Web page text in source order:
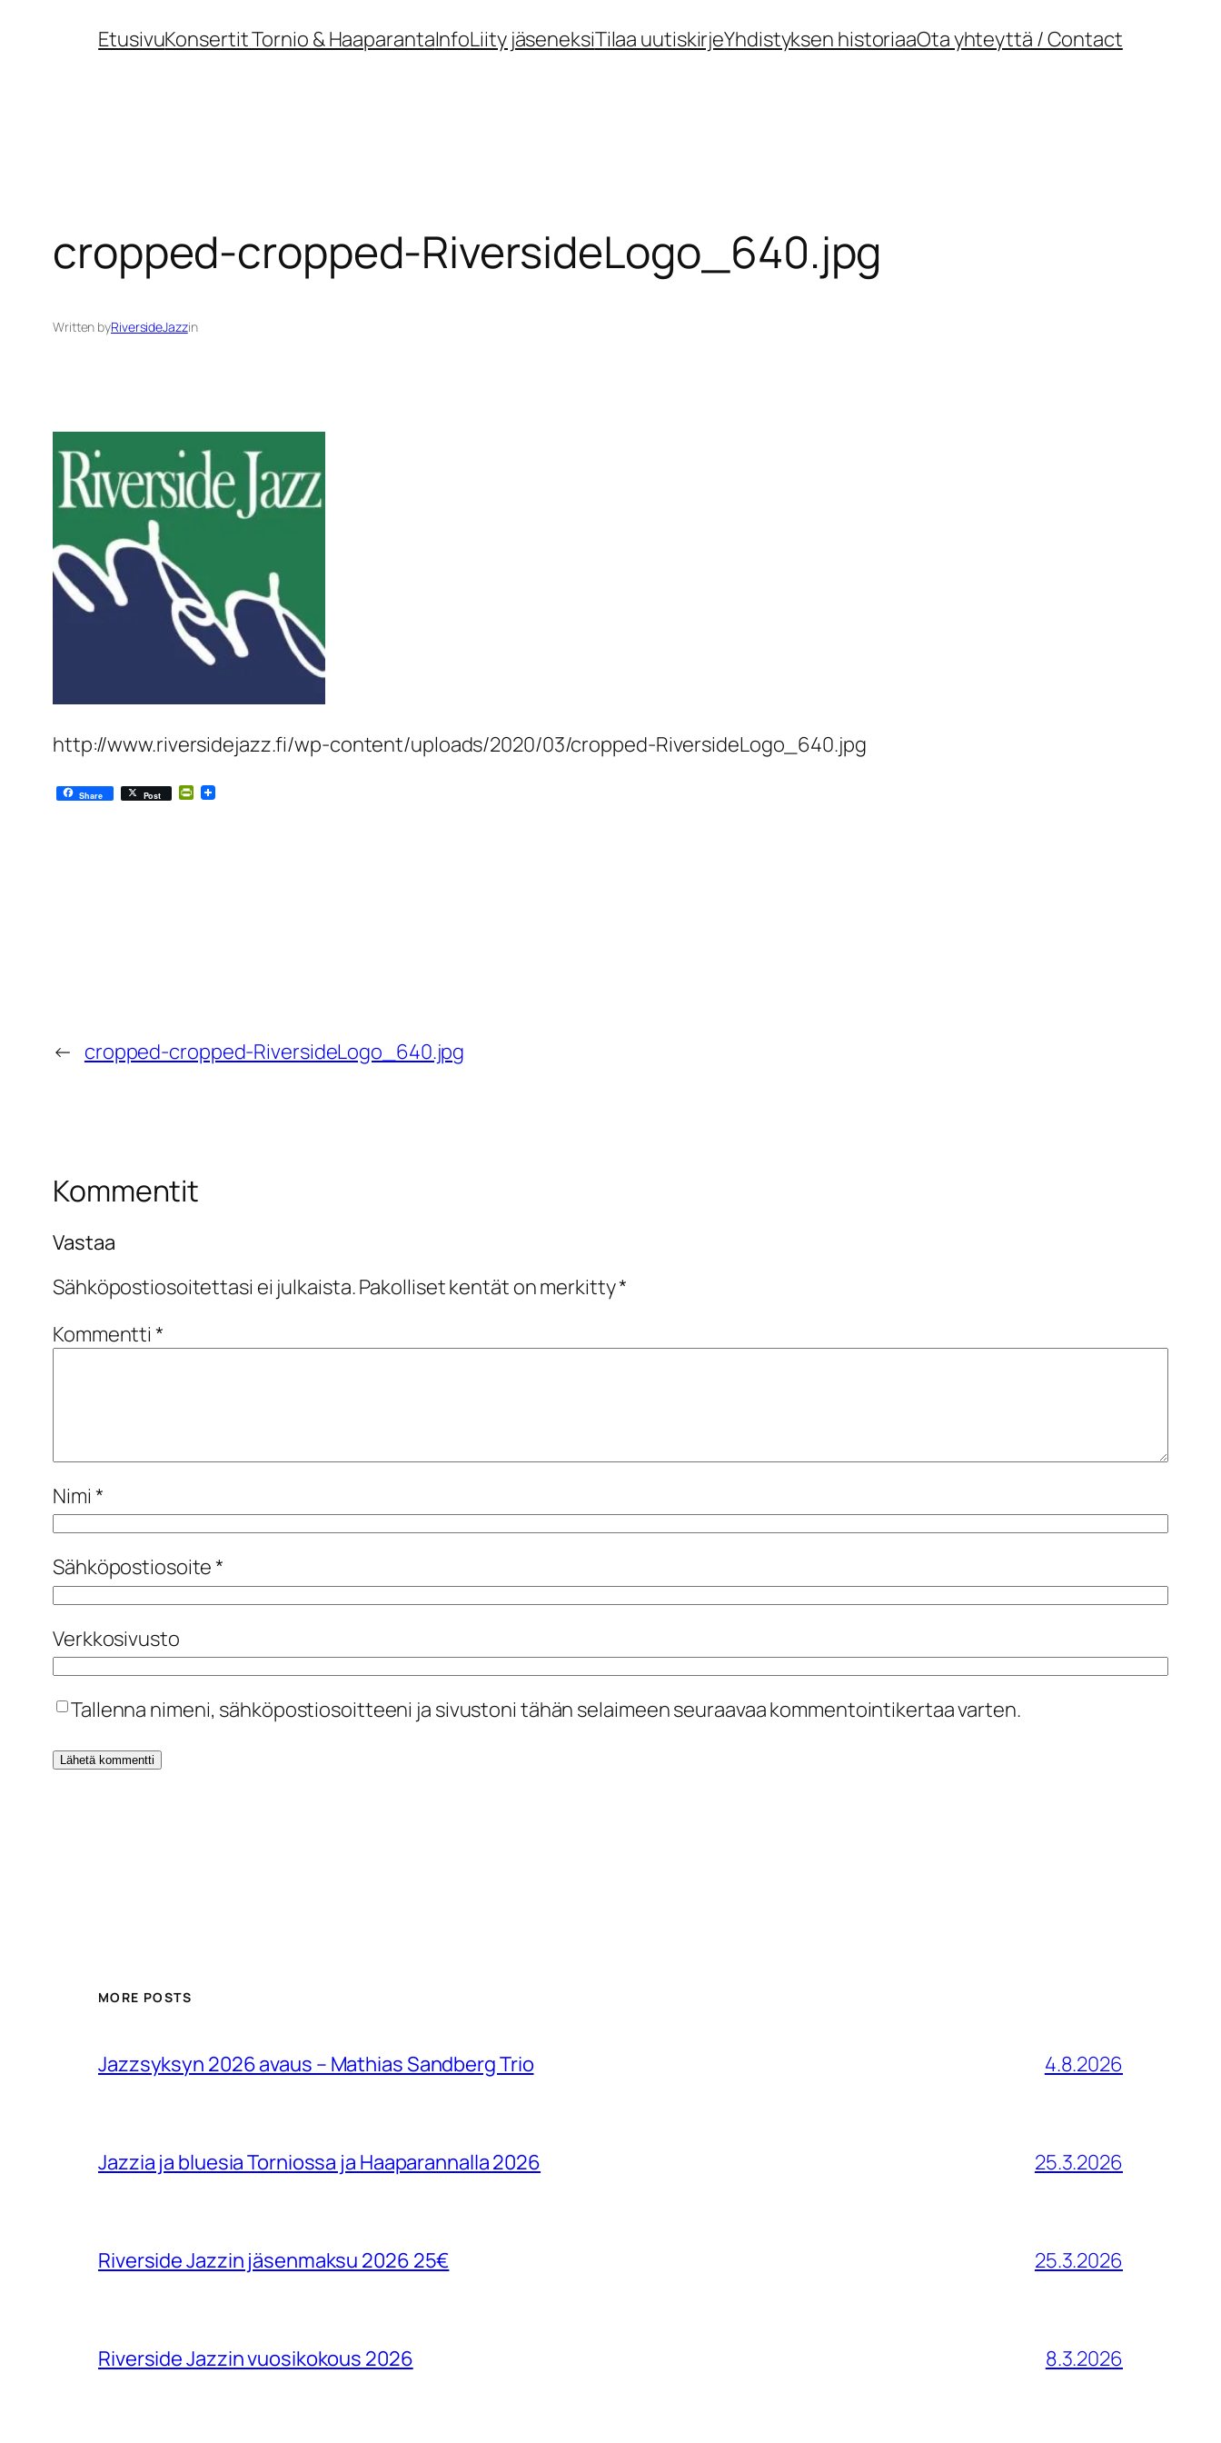
EtusivuKonsertit Tornio & HaaparantaInfoLiity jäseneksiTilaa uutiskirjeYhdistyksen historiaaOta yhteyttä / Contact
cropped-cropped-RiversideLogo_640.jpg
Written byRiversideJazzin
http://www.riversidejazz.fi/wp-content/uploads/2020/03/cropped-RiversideLogo_640.jpg
Share Post PrintFriendly
← cropped-cropped-RiversideLogo_640.jpg
Kommentit
Vastaa
Sähköpostiosoitettasi ei julkaista.Pakolliset kentät on merkitty*
Kommentti*
Nimi *
Sähköpostiosoite*
Verkkosivusto
Tallenna nimeni, sähköpostiosoitteeni ja sivustoni tähän selaimeen seuraavaa kommentointikertaa varten.
MORE POSTS
Jazzsyksyn 2026 avaus – Mathias Sandberg Trio 4.8.2026
Jazzia ja bluesia Torniossa ja Haaparannalla 2026 25.3.2026
Riverside Jazzin jäsenmaksu 2026 25€ 25.3.2026
Riverside Jazzin vuosikokous 2026 8.3.2026